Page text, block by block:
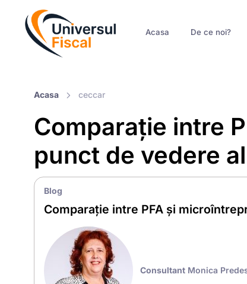
Acasa De ce noi?
Acasa ceccar
Comparație intre
punct de vedere
Blog
Comparație intre PFA și
Consultant Monica